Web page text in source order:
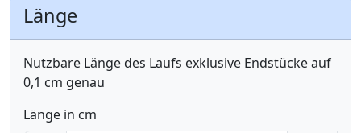
Länge
Nutzbare Länge des Laufs exklusive Endstücke auf
0,1 cm genau
Länge in cm